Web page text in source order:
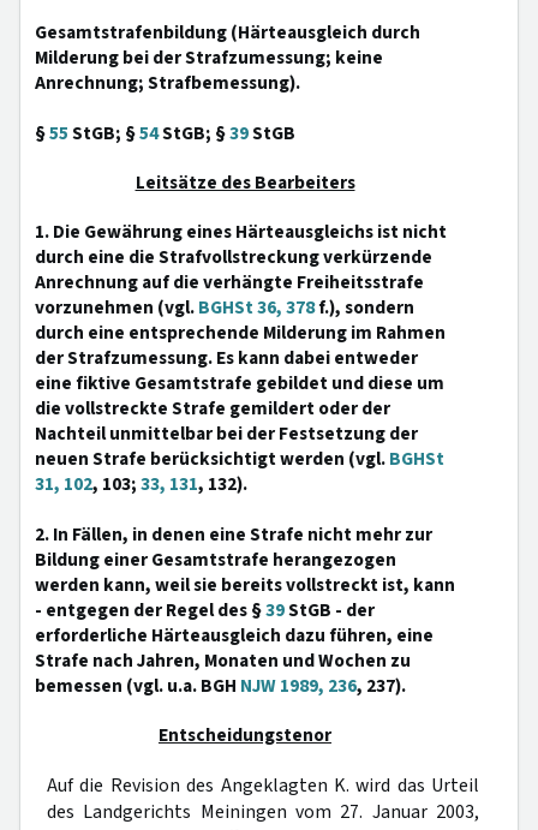
Gesamtstrafenbildung (Härteausgleich durch
Milderung bei der Strafzumessung; keine
Anrechnung; Strafbemessung).
§55StGB; §54StGB; §39StGB
Leitsätze des Bearbeiters
1. Die Gewährung eines Härteausgleichs ist nicht
durch eine die Strafvollstreckung verkürzende
Anrechnung auf die verhängte Freiheitsstrafe
vorzunehmen (vgl.BGHSt 36, 378f.), sondern
durch eine entsprechende Milderung im Rahmen
der Strafzumessung. Es kann dabei entweder
eine fiktive Gesamtstrafe gebildet und diese um
die vollstreckte Strafe gemildert oder der
Nachteil unmittelbar bei der Festsetzung der
neuen Strafe berücksichtigt werden (vgl.BGHSt
31, 102, 103;33, 131, 132).
2. In Fällen, in denen eine Strafe nicht mehr zur
Bildung einer Gesamtstrafe herangezogen
werden kann, weil sie bereits vollstreckt ist, kann
- entgegen der Regel des §39StGB - der
erforderliche Härteausgleich dazu führen, eine
Strafe nach Jahren, Monaten und Wochen zu
bemessen (vgl. u.a. BGH NJW 1989, 236, 237).
Entscheidungstenor
Auf die Revision des Angeklagten K. wird das Urteil
des Landgerichts Meiningen vom 27. Januar 2003,